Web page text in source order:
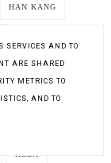
HAN KANG
SERVICES AND TO
ARE SHARED
METRICS TO
AND TO